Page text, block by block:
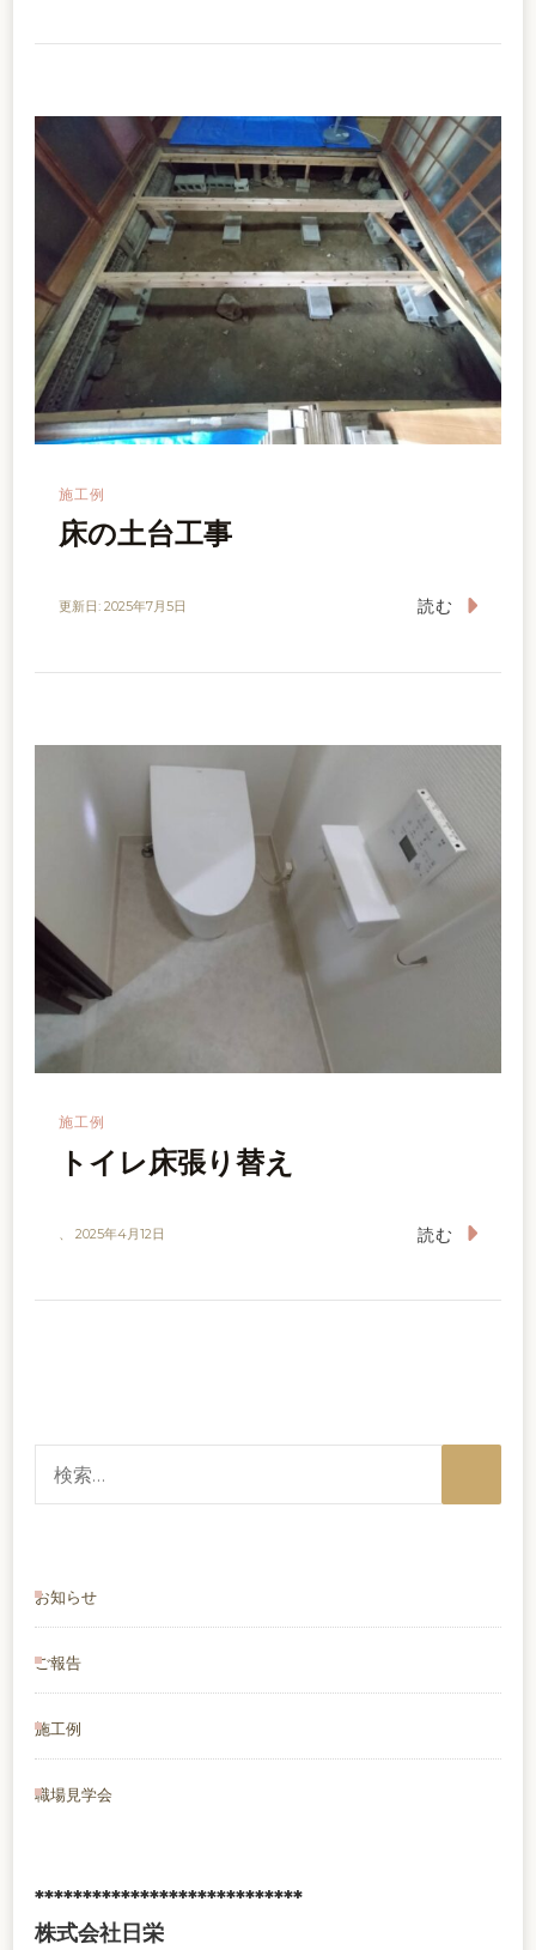
施工例
床の土台工事
更新日: 2025年7月5日 読む
施工例
トイレ床張り替え
、 2025年4月12日 読む
お知らせ
ご報告
施工例
職場見学会
****************************
株式会社日栄